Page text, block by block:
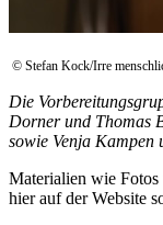
© Stefan Kock/Irre
Die
Dorner und Thomas
sowie Venja Kampen
Materialien wie
hier auf der Website